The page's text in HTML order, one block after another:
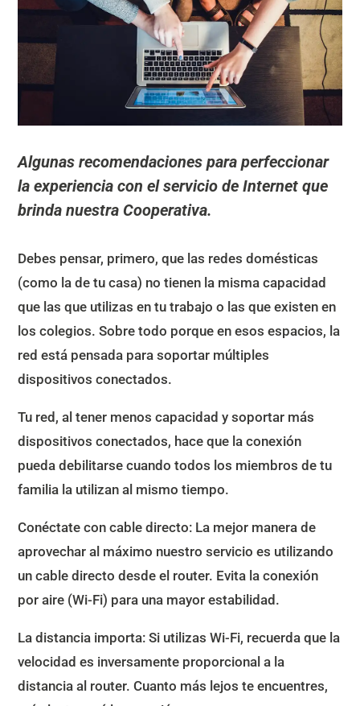
Algunas recomendaciones para perfeccionar
la experiencia con el servicio de Internet que
brinda nuestra Cooperativa.
Debes pensar, primero, que las redes domésticas
(como la de tu casa) no tienen la misma capacidad
que las que utilizas en tu trabajo o las que existen en
los colegios. Sobre todo porque en esos espacios, la
red está pensada para soportar múltiples
dispositivos conectados.
Tu red, al tener menos capacidad y soportar más
dispositivos conectados, hace que la conexión
pueda debilitarse cuando todos los miembros de tu
familia la utilizan al mismo tiempo.
Conéctate con cable directo: La mejor manera de
aprovechar al máximo nuestro servicio es utilizando
un cable directo desde el router. Evita la conexión
por aire (Wi-Fi) para una mayor estabilidad.
La distancia importa: Si utilizas Wi-Fi, recuerda que la
velocidad es inversamente proporcional a la
distancia al router. Cuanto más lejos te encuentres,